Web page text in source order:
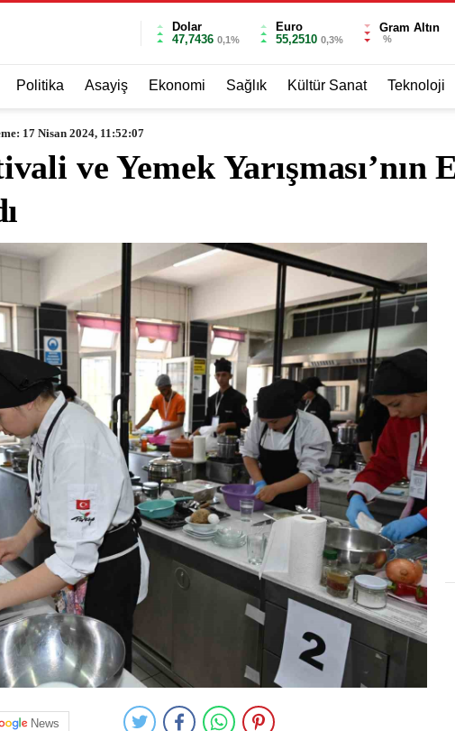
Dolar
47,7436 0,1%
Euro
55,2510 0,3%
Gram Altın
%
Politika Asayiş Ekonomi Sağlık Kültür Sanat Teknoloji
17 Nisan 2024, 11:52:07
ve Yemek Yarışması’nın
News